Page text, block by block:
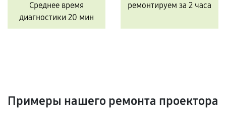
Среднее время
диагностики 20 мин
ремонтируем за 2 часа
Примеры нашего ремонта проектора